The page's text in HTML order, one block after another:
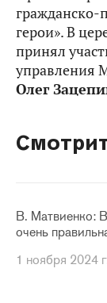
гражданско-
герои». В
принял
управления
Олег
В. Матвиенко:
очень
1 ноября 2024